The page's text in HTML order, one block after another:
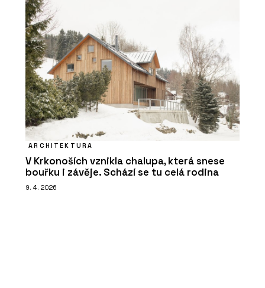
ARCHITEKTURA
V Krkonoších vznikla chalupa, která snese
bouřku i závěje. Schází se tu celá rodina
9. 4. 2026